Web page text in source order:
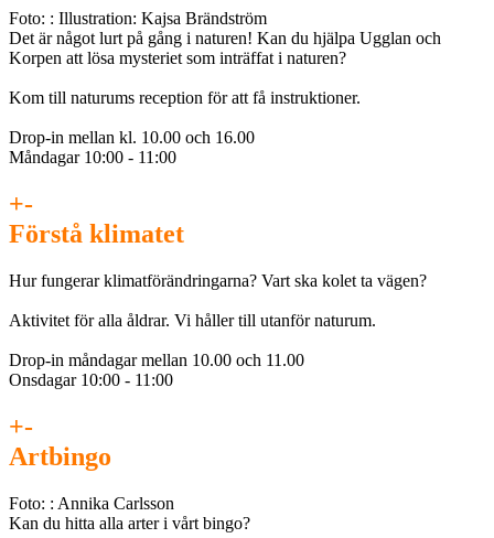
Foto: : Illustration: Kajsa Brändström
Det är något lurt på gång i naturen! Kan du hjälpa Ugglan och
Korpen att lösa mysteriet som inträffat i naturen?
Kom till naturums reception för att få instruktioner.
Drop-in mellan kl. 10.00 och 16.00
Måndagar 10:00 - 11:00
+-
Förstå klimatet
Hur fungerar klimatförändringarna? Vart ska kolet ta vägen?
Aktivitet för alla åldrar. Vi håller till utanför naturum.
Drop-in måndagar mellan 10.00 och 11.00
Onsdagar 10:00 - 11:00
+-
Artbingo
Foto: : Annika Carlsson
Kan du hitta alla arter i vårt bingo?